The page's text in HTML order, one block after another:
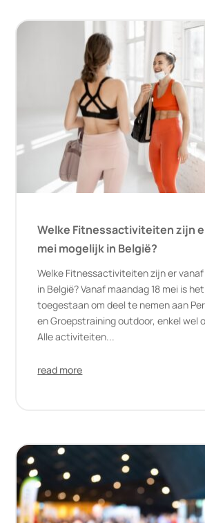
Welke Fitnessactiviteiten zijn
mei mogelijk in België?
Welke Fitnessactiviteiten zijn er vanaf
in België? Vanaf maandag 18 mei is
toegestaan om deel te nemen aan
en Groepstraining outdoor, enkel wel
Alle activiteiten...
read more